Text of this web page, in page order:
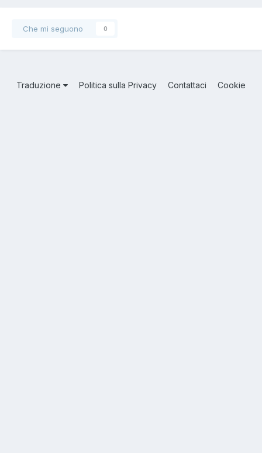
Che mi seguono 0
Traduzione Politica sulla Privacy Contattaci Cookie